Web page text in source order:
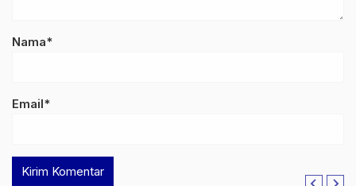
Nama*
Email*